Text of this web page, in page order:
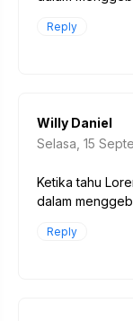
Reply
Willy Daniel
Selasa, 15
Ketika tahu
dalam
Reply